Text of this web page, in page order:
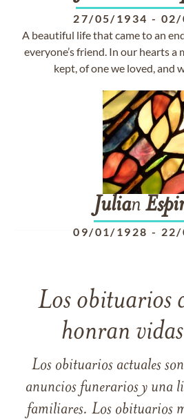
27/05/1934 - 02/
A beautiful life that came to an
everyone’s friend. In our hearts a
kept, of one we loved, and
Julian
09/01/1928 -
Los obituarios
honran
Los obituarios actuales
anuncios funerarios y una
familiares. Los obituarios